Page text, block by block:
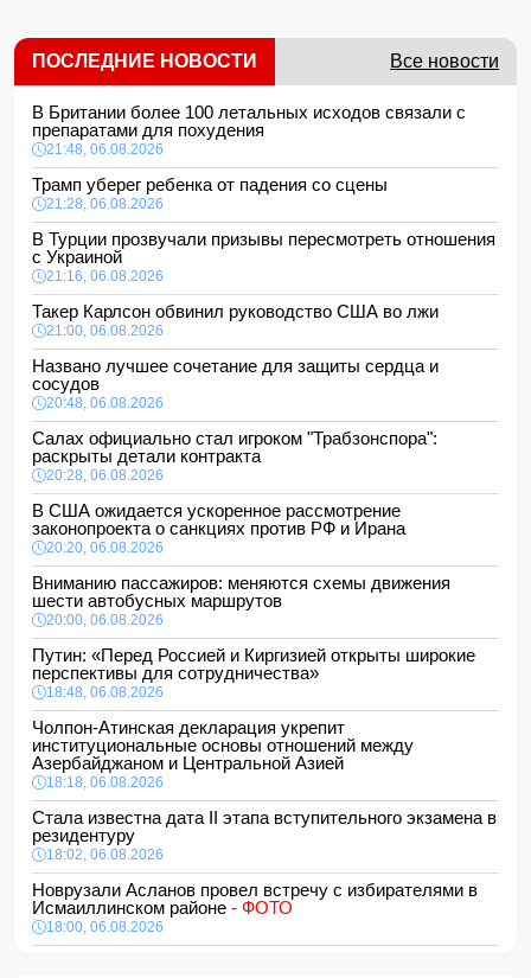
ПОСЛЕДНИЕ НОВОСТИ Все новости
В Британии более 100 летальных исходов связали с
препаратами для похудения
21:48, 06.08.2026
Трамп уберег ребенка от падения со сцены
21:28, 06.08.2026
В Турции прозвучали призывы пересмотреть отношения
с Украиной
21:16, 06.08.2026
Такер Карлсон обвинил руководство США во лжи
21:00, 06.08.2026
Названо лучшее сочетание для защиты сердца и
сосудов
20:48, 06.08.2026
Салах официально стал игроком "Трабзонспора":
раскрыты детали контракта
20:28, 06.08.2026
В США ожидается ускоренное рассмотрение
законопроекта о санкциях против РФ и Ирана
20:20, 06.08.2026
Вниманию пассажиров: меняются схемы движения
шести автобусных маршрутов
20:00, 06.08.2026
Путин: «Перед Россией и Киргизией открыты широкие
перспективы для сотрудничества»
18:48, 06.08.2026
Чолпон-Атинская декларация укрепит
институциональные основы отношений между
Азербайджаном и Центральной Азией
18:18, 06.08.2026
Стала известна дата II этапа вступительного экзамена в
резидентуру
18:02, 06.08.2026
Новрузали Асланов провел встречу с избирателями в
Исмаиллинском районе - ФОТО
18:00, 06.08.2026